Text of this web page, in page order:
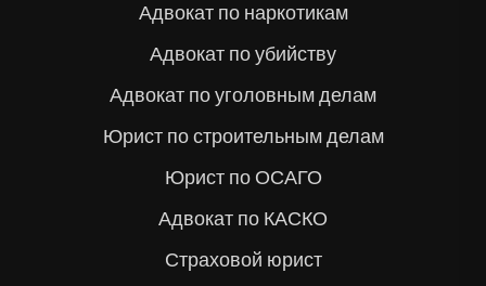
Адвокат по наркотикам
Адвокат по убийству
Адвокат по уголовным делам
Юрист по строительным делам
Юрист по ОСАГО
Адвокат по КАСКО
Страховой юрист